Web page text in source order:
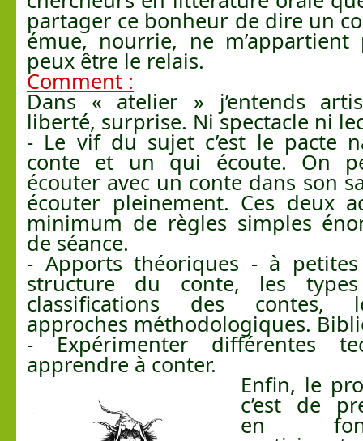
partager ce bonheur de dire un
émue, nourrie, ne
peux être le relais.
Comment :
Dans « atelier » j’entends
liberté, surprise. Ni spectacle ni
- Le vif du sujet c’est le pacte
conte et un qui écoute. On
écouter avec un conte dans son
écouter pleinement. Ces deux
minimum de règles simples
de séance.
- Apports théoriques - à
structure du conte, les
classifications des contes,
approches méthodologiques.
- Expérimenter différentes
apprendre à conter.
Enfin, le
c’est de
en